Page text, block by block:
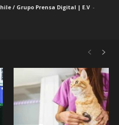
/ Grupo Prensa Digital | E.V -